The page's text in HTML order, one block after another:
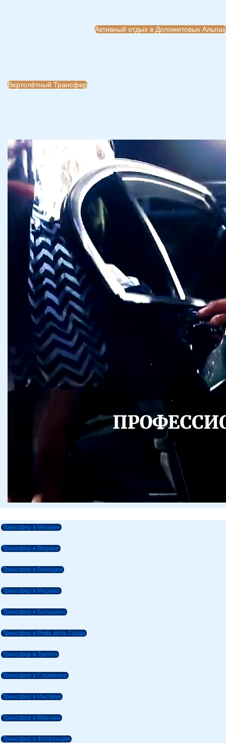
Активный отдых в Доломитовых Альпах
Вертолётный Трансфер
Трансфер в Милане
Трансфер в Вероне
Трансфер в Венеции
Трансфер в Мерано
Трансфер в Больцано
Трансфер в Рива дель Гарда
Трансфер в Тренто
Трансфер в Сирмионе
Трансфер в Инсбрук
Трансфер в Мюнхен
Трансфер в Флоренция